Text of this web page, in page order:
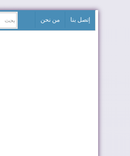
إتصل بنا من نحن